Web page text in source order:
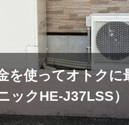
を使ってオトクに
ックHE-J37LSS